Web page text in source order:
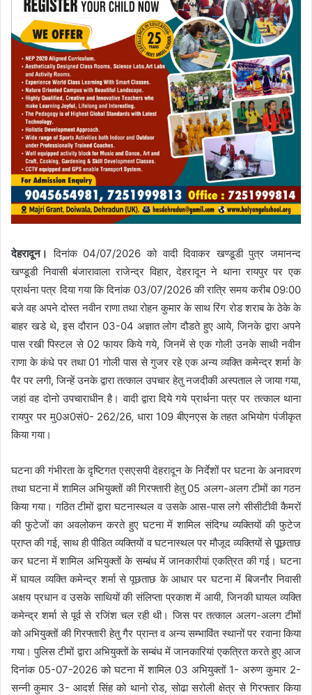
देहरादून।दिनांक 04/07/2026 को वादी दिवाकर खण्डूडी पुत्र जमानन्द
खण्डूडी निवासी बंजारावाला राजेन्द्र विहार, देहरादून ने थाना रायपुर पर एक
प्रार्थना पत्र दिया गया कि दिनांक 03/07/2026 की रात्रि समय करीब 09:00
बजे वह अपने दोस्त नवीन राणा तथा रोहन कुमार के साथ रिंग रोड शराब के ठेके के
बाहर खडे थे, इस दौरान 03-04 अज्ञात लोग दौडते हुए आये, जिनके द्वारा अपने
पास रखी पिस्टल से 02 फायर किये गये, जिनमें से एक गोली उनके साथी नवीन
राणा के कंधे पर तथा 01 गोली पास से गुजर रहे एक अन्य व्यक्ति कमेन्द्र शर्मा के
पैर पर लगी, जिन्हें उनके द्वारा तत्काल उपचार हेतु नजदीकी अस्पताल ले जाया गया,
जहां वह दोनो उपचाराधीन है। वादी द्वारा दिये गये प्रार्थना पत्र पर तत्काल थाना
रायपुर पर मु0अ0सं0- 262/26, धारा 109 बीएनएस के तहत अभियोग पंजीकृत
किया गया।
घटना की गंभीरता के दृष्टिगत एसएसपी देहरादून के निर्देशों पर घटना के अनावरण
तथा घटना में शामिल अभियुक्तों की गिरफ्तारी हेतु 05 अलग-अलग टीमों का गठन
किया गया। गठित टीमों द्वारा घटनास्थल व उसके आस-पास लगे सीसीटीवी कैमरों
की फुटेजों का अवलोकन करते हुए घटना में शामिल संदिग्ध व्यक्तियों की फुटेज
प्राप्त की गई, साथ ही पीडित व्यक्तियों व घटनास्थल पर मौजूद व्यक्तियों से पूूछताछ
कर घटना में शामिल अभियुक्तों के सम्बंध में जानकारीयां एकत्रित की गई। घटना
में घायल व्यक्ति कमेन्द्र शर्मा से पूछताछ के आधार पर घटना में बिजनौर निवासी
अक्षय प्रधान व उसके साथियों की संलिप्ता प्रकाश में आयी, जिनकी घायल व्यक्ति
कमेन्द्र शर्मा से पूर्व से रजिंश चल रही थी। जिस पर तत्काल अलग-अलग टीमों
को अभियुक्तों की गिरफ्तारी हेतु गैर प्रान्त व अन्य सम्भाविंत स्थानों पर रवाना किया
गया। पुलिस टीमों द्वारा अभियुक्तों के सम्बंध में जानकारियां एकत्रित करते हुए आज
दिनांक 05-07-2026 को घटना में शामिल 03 अभियुक्तों 1- अरुण कुमार 2-
सन्नी कुमार 3- आदर्श सिंह को थानो रोड, सोढा सरोली क्षेत्र से गिरफ्तार किया